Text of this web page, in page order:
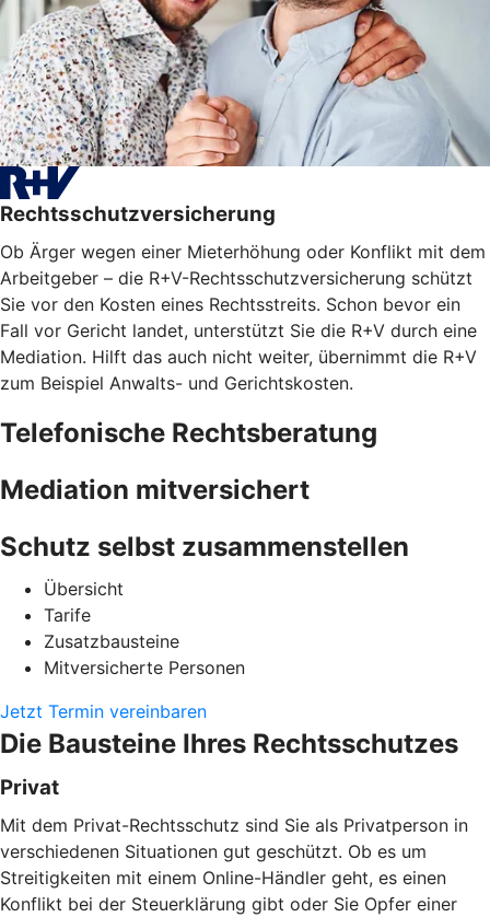
Rechtsschutzversicherung
Ob Ärger wegen einer Mieterhöhung oder Konflikt mit dem
Arbeitgeber – die R+V-Rechtsschutzversicherung schützt
Sie vor den Kosten eines Rechtsstreits. Schon bevor ein
Fall vor Gericht landet, unterstützt Sie die R+V durch eine
Mediation. Hilft das auch nicht weiter, übernimmt die R+V
zum Beispiel Anwalts- und Gerichtskosten.
Telefonische Rechtsberatung
Mediation mitversichert
Schutz selbst zusammenstellen
Übersicht
Tarife
Zusatzbausteine
Mitversicherte Personen
Jetzt Termin vereinbaren
Die Bausteine Ihres Rechtsschutzes
Privat
Mit dem Privat-Rechtsschutz sind Sie als Privatperson in
verschiedenen Situationen gut geschützt. Ob es um
Streitigkeiten mit einem Online-Händler geht, es einen
Konflikt bei der Steuerklärung gibt oder Sie Opfer einer